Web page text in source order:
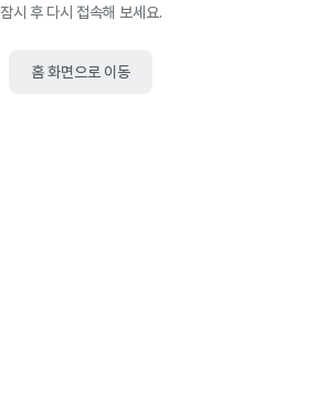
잠시 후 다시 접속해 보세요.
홈 화면으로 이동